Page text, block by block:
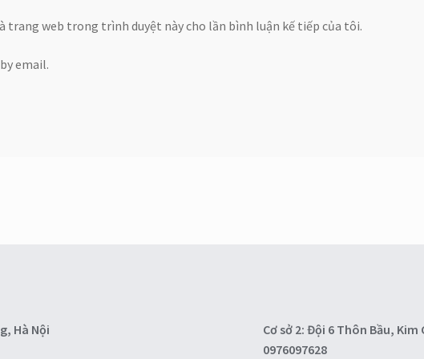
trang web trong trình duyệt này cho lần bình luận kế tiếp của tôi.
email.
Hà Nội
Cơ sở 2: Đội 6 Thôn Bầu,
0976097628